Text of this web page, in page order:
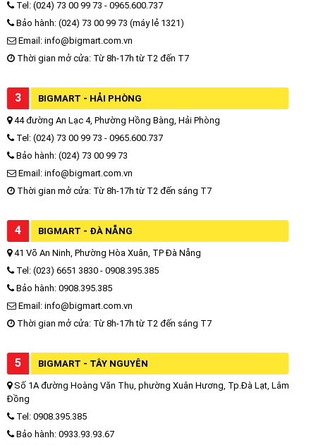
Tel: (024) 73 00 99 73 - 0965.600.737
Bảo hành: (024) 73 00 99 73 (máy lẻ 1321)
Email: info@bigmart.com.vn
Thời gian mở cửa: Từ 8h-17h từ T2 đến T7
3 BIGMART - HẢI PHÒNG
44 đường An Lạc 4, Phường Hồng Bàng, Hải Phòng
Tel: (024) 73 00 99 73 - 0965.600.737
Bảo hành: (024) 73 00 99 73
Email: info@bigmart.com.vn
Thời gian mở cửa: Từ 8h-17h từ T2 đến sáng T7
4 BIGMART - ĐÀ NẴNG
41 Võ An Ninh, Phường Hòa Xuân, TP Đà Nẵng
Tel: (023) 6651 3830 - 0908.395.385
Bảo hành: 0908.395.385
Email: info@bigmart.com.vn
Thời gian mở cửa: Từ 8h-17h từ T2 đến sáng T7
5 BIGMART - TÂY NGUYÊN
Số 1A đường Hoàng Văn Thụ, phường Xuân Hương, Tp.Đà Lạt, Lâm
Đồng
Tel: 0908.395.385
Bảo hành: 0933.93.93.67